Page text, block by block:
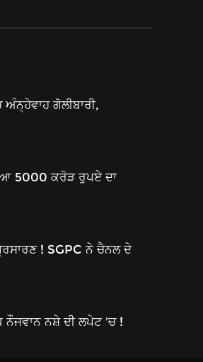
ਗੋਲੀਬਾਰੀ,
5000 ਕਰੋੜ ਰੁਪਏ ਦਾ
! SGPC ਨੇ ਚੈਨਲ ਦੇ
ਨਸ਼ੇ ਦੀ ਲਪੇਟ 'ਚ !